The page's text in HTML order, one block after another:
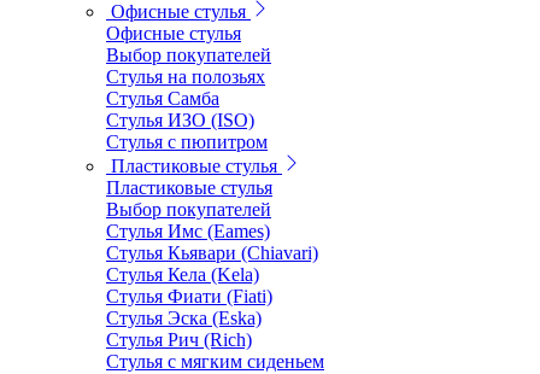
Офисные стулья
Офисные стулья
Выбор покупателей
Стулья на полозьях
Стулья Самба
Стулья ИЗО (ISO)
Стулья с пюпитром
Пластиковые стулья
Пластиковые стулья
Выбор покупателей
Стулья Имс (Eames)
Стулья Кьявари (Chiavari)
Стулья Кела (Kela)
Стулья Фиати (Fiati)
Стулья Эска (Eska)
Стулья Рич (Rich)
Стулья с мягким сиденьем